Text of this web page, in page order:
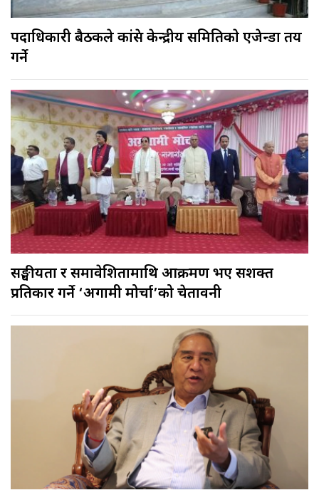
पदाधिकारी बैठकले कांग्रेस केन्द्रीय समितिकाे एजेन्डा तय
गर्ने
सङ्घीयता र समावेशितामाथि आक्रमण भए सशक्त
प्रतिकार गर्ने ‘अग्रगामी मोर्चा’को चेतावनी